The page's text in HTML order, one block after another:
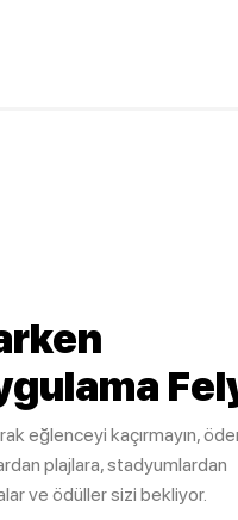
eğlenceyi kaçırmayın,
plajlara, stadyumlardan
ve ödüller sizi bekliyor.